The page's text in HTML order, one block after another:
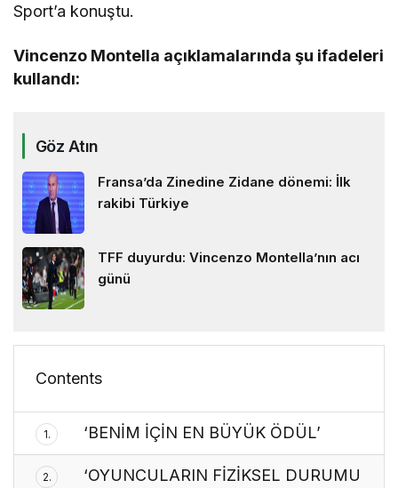
Sport’a konuştu.
Vincenzo Montella açıklamalarında şu ifadeleri
kullandı:
Göz Atın
Fransa’da Zinedine Zidane dönemi: İlk
rakibi Türkiye
TFF duyurdu: Vincenzo Montella’nın acı
günü
Contents
1. ‘BENİM İÇİN EN BÜYÜK ÖDÜL’
2.
‘OYUNCULARIN FİZİKSEL DURUMU